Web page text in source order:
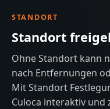
STANDORT
Standort
Ohne Standort kann
nach Entfernungen
Mit Standort
Culoca interaktiv